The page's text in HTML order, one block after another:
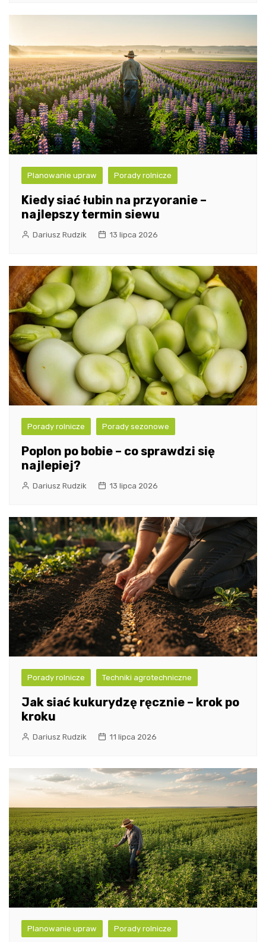
Planowanie upraw Porady rolnicze
Kiedy siać łubin na przyoranie –
najlepszy termin siewu
Dariusz Rudzik 13 lipca 2026
Porady rolnicze Porady sezonowe
Poplon po bobie – co sprawdzi się
najlepiej?
Dariusz Rudzik 13 lipca 2026
Porady rolnicze Techniki agrotechniczne
Jak siać kukurydzę ręcznie – krok po
kroku
Dariusz Rudzik 11 lipca 2026
Planowanie upraw Porady rolnicze